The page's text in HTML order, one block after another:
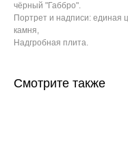
чёрный "Габбро".
Портрет и надписи: единая
камня,
Надгробная плита.
Смотрите также